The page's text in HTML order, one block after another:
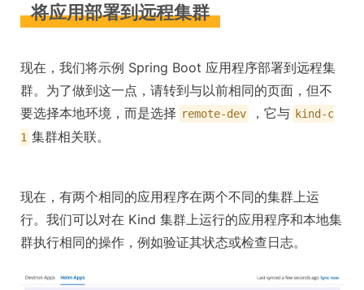
将应用部署到远程集群
现在，我们将示例 Spring Boot 应用程序部署到远程集
群。为了做到这一点，请转到与以前相同的页面，但不
要选择本地环境，而是选择 remote-dev ，它与 kind-c
1 集群相关联。
现在，有两个相同的应用程序在两个不同的集群上运
行。我们可以对在 Kind 集群上运行的应用程序和本地集
群执行相同的操作，例如验证其状态或检查日志。